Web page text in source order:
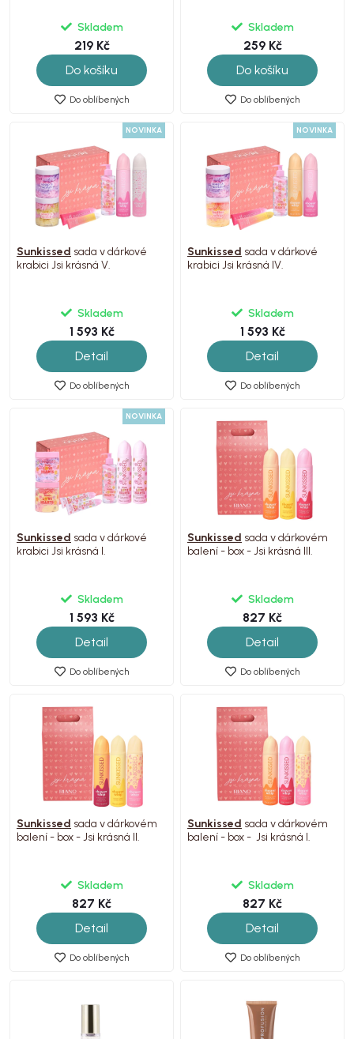
Skladem
219 Kč
Do košíku
Do oblíbených
Skladem
259 Kč
Do košíku
Do oblíbených
NOVINKA
Sunkissed sada v dárkové
krabici Jsi krásná V.
Skladem
1 593 Kč
Detail
Do oblíbených
NOVINKA
Sunkissed sada v dárkové
krabici Jsi krásná IV.
Skladem
1 593 Kč
Detail
Do oblíbených
NOVINKA
Sunkissed sada v dárkové
krabici Jsi krásná I.
Skladem
1 593 Kč
Detail
Do oblíbených
Sunkissed sada v dárkovém
balení - box - Jsi krásná III.
Skladem
827 Kč
Detail
Do oblíbených
Sunkissed sada v dárkovém
balení - box - Jsi krásná II.
Skladem
827 Kč
Detail
Do oblíbených
Sunkissed sada v dárkovém
balení - box - Jsi krásná I.
Skladem
827 Kč
Detail
Do oblíbených